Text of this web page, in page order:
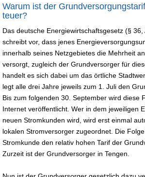
Warum ist der
teuer?
Das deutsche Energiewirtschaftsgesetz (§ 36,
schreibt vor, dass jenes
innerhalb seines Netzgebietes die Mehrheit
versorgt, zugleich der Grundversorger für
handelt es sich dabei um das örtliche
legt alle drei Jahre jeweils zum 1. Juli den
Bis zum folgenden 30. September wird diese
Internet veröffentlicht. Wer in dem jeweiligen
neuen Stromkunden wird, wird erst einmal
lokalen Stromversorger zugeordnet. Die
Stromkunde den relativ hohen Tarif der
Zurzeit ist der Grundversorger in Tengen.